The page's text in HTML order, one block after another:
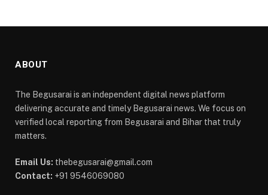
ABOUT
The Begusarai is an independent digital news platform
delivering accurate and timely Begusarai news. We focus on
verified local reporting from Begusarai and Bihar that truly
matters.
Email Us: thebegusarai@gmail.com
Contact: +91 9546069080